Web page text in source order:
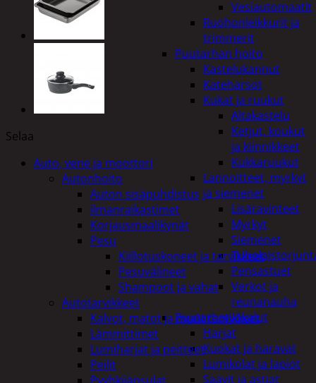
Vesiautomaatit
Ruohonleikkurit ja
trimmerit
Puutarhan hoito
Kastelukannut
Kateharsot
Kukat ja ruukut
Altakastelu
Ketjut, koukut
ja kiinnikkeet
Kukkaruukut
Lannoitteet, myrkyt
ja siemenet
Lisäravinteet
Myrkyt
Siemenet
Pensastuet
Verkot ja
reunanauha
Puutarhatyökalut
Harjat
Kuokat ja haravat
Lumikolat ja lapiot
Saavit ja astiat
Selaa
Auto, vene ja moottori
Autonhoito
Auton sisäpuhdistus
ilmanraikastimet
Korjausmaalikynät
Pesu
Kiillotuskoneet ja tarvikkeet
Pesuvälineet
Shampoot ja vahat
Autotarvikkeet
Kalvot, matot ja muut tarvikkeet
Lämmittimet
Lumiharjat ja peitteet
Peilit